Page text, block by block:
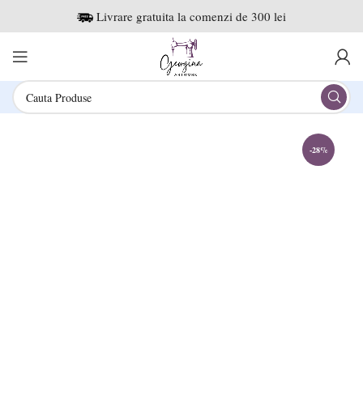
Livrare gratuita la comenzi de 300 lei
-28%